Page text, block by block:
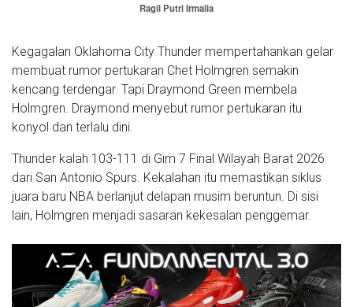
Ragil Putri Irmalia
Kegagalan Oklahoma City Thunder mempertahankan gelar
membuat rumor pertukaran Chet Holmgren semakin
kencang terdengar. Tapi Draymond Green membela
Holmgren. Draymond menyebut rumor pertukaran itu
konyol dan terlalu dini.
Thunder kalah 103-111 di Gim 7 Final Wilayah Barat 2026
dari San Antonio Spurs. Kekalahan itu memastikan siklus
juara baru NBA berlanjut delapan musim beruntun. Di sisi
lain, Holmgren menjadi sasaran kekesalan penggemar.